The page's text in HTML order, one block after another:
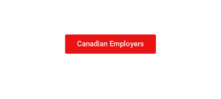
Canadian Employers